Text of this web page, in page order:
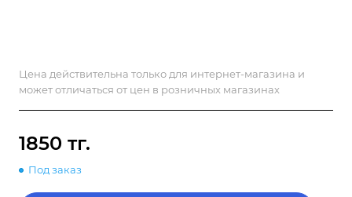
Цена действительна только для интернет-магазина и
может отличаться от цен в розничных магазинах
1850 тг.
Под заказ